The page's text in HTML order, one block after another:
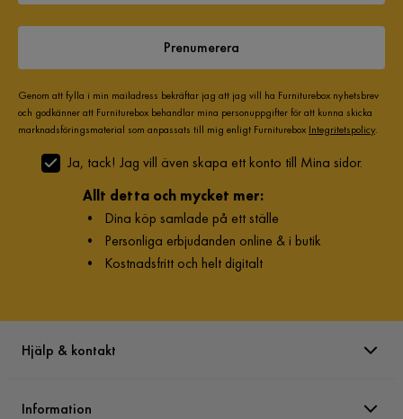
Prenumerera
Genom att fylla i min mailadress bekräftar jag att jag vill ha Furniturebox nyhetsbrev
och godkänner att Furniturebox behandlar mina personuppgifter för att kunna skicka
marknadsföringsmaterial som anpassats till mig enligt Furniturebox Integritetspolicy.
Ja, tack! Jag vill även skapa ett konto till Mina sidor.
Allt detta och mycket mer:
• Dina köp samlade på ett ställe
• Personliga erbjudanden online & i butik
• Kostnadsfritt och helt digitalt
Hjälp & kontakt
Information